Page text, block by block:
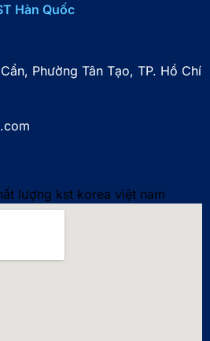
Hàn Quốc
Phường Tân Tạo, TP. Hồ Chí